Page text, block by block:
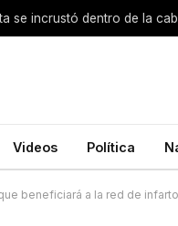
Videos Política
beneficiará a la red de